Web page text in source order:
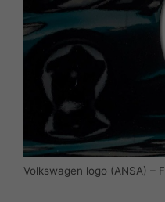
Volkswagen logo (ANSA) –